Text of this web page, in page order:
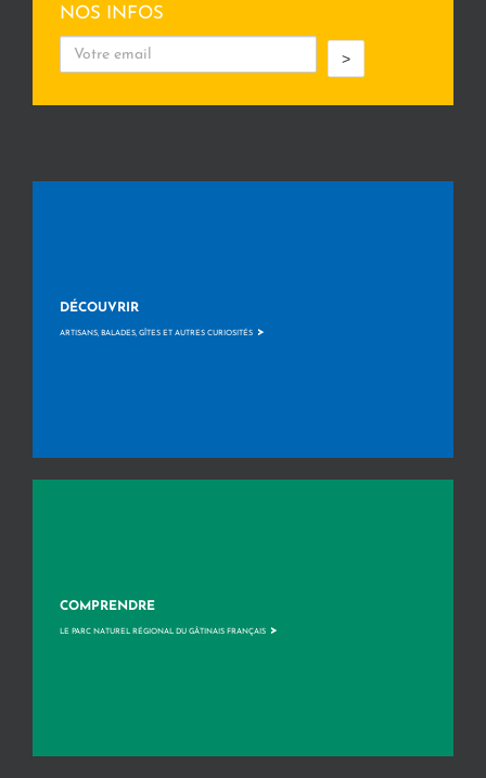
NOS INFOS
>
DÉCOUVRIR
ARTISANS, BALADES, GÎTES ET AUTRES CURIOSITÉS >
COMPRENDRE
LE PARC NATUREL RÉGIONAL DU GÂTINAIS FRANÇAIS >